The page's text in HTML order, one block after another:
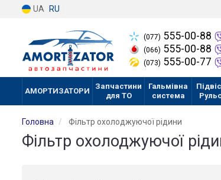
UA RU
(077) 555-00-88
(066) 555-00-88
(073) 555-00-77
АМОРТИЗАТОРИ
Запчастини
для ТО
Гальмівна
система
Головна Фільтр охолоджуючої рідини
Фільтр охолоджуючої